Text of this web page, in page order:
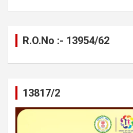
R.O.No :- 13954/62
13817/2